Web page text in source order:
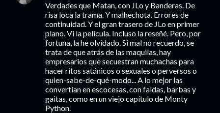
Verdades que Matan, con JLo y Banderas. De
risa loca la trama. Y malhechota. Errores de
continuidad. Y el gran trasero de JLo en primer
plano. Vi la película. Incluso la reseñé. Pero, por
fortuna, la he olvidado. Si mal no recuerdo, se
trata de que atrás de las maquilas, hay
empresarios que secuestran muchachas para
hacer ritos satánicos o sexuales o perversos o
quien-sabe-de-qué-modo... A lo mejor las
convertían en escocesas, con faldas, barbas y
gaitas, como en un viejo capítulo de Monty
Python.